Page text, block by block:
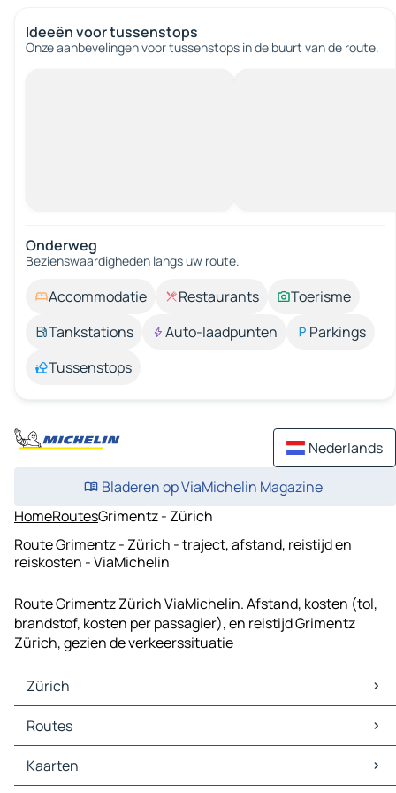
Ideeën voor tussenstops
Onze aanbevelingen voor tussenstops in de buurt van de route.
Onderweg
Bezienswaardigheden langs uw route.
Accommodatie Restaurants
Toerisme
Tankstations
Auto-laadpunten
Parkings
Tussenstops
Nederlands
Bladeren op ViaMichelin Magazine
HomeRoutesGrimentz - Zürich
Route Grimentz - Zürich - traject, afstand, reistijd en
reiskosten - ViaMichelin
Route Grimentz Zürich ViaMichelin. Afstand, kosten (tol,
brandstof, kosten per passagier), en reistijd Grimentz
Zürich, gezien de verkeerssituatie
Zürich
Zürich Kaarten
Zürich Verkeer
Zürich Hotels
Zürich Restaurants
Routes
Routes Zürich - Bern
Routes Zürich - Stuttgart
Kaarten